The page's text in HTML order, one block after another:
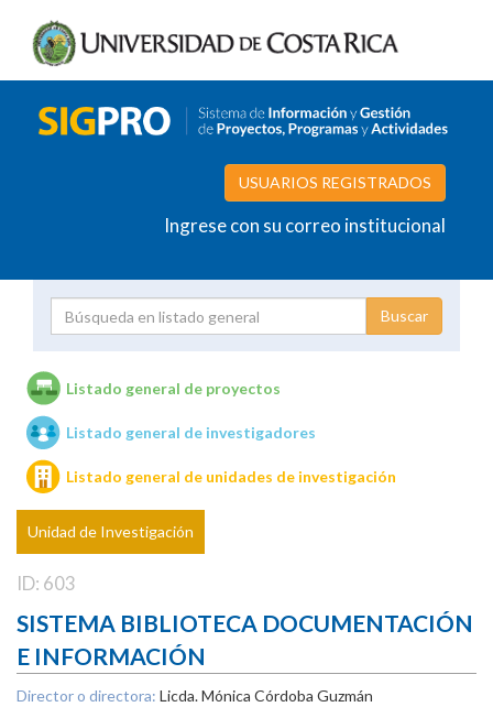
USUARIOS REGISTRADOS
Ingrese con su correo institucional
Unidades de investigación
Listado general de proyectos
Listado general de investigadores
Listado general de unidades de investigación
Unidad de Investigación
ID: 603
SISTEMA BIBLIOTECA DOCUMENTACIÓN
E INFORMACIÓN
Director o directora: Licda. Mónica Córdoba Guzmán